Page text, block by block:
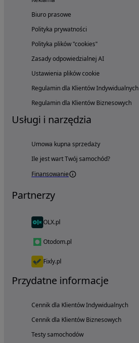
Biuro prasowe
Polityka prywatności
Polityka plików "cookies"
Zasady odpowiedzialnej AI
Ustawienia plików cookie
Regulamin dla Klientów Indywidualnych
Regulamin dla Klientów Biznesowych
Usługi i narzędzia
Umowa kupna sprzedaży
Ile jest wart Twój samochód?
Finansowanie
Partnerzy
OLX.pl
Otodom.pl
Fixly.pl
Przydatne informacje
Cennik dla Klientów Indywidualnych
Cennik dla Klientów Biznesowych
Testy samochodów